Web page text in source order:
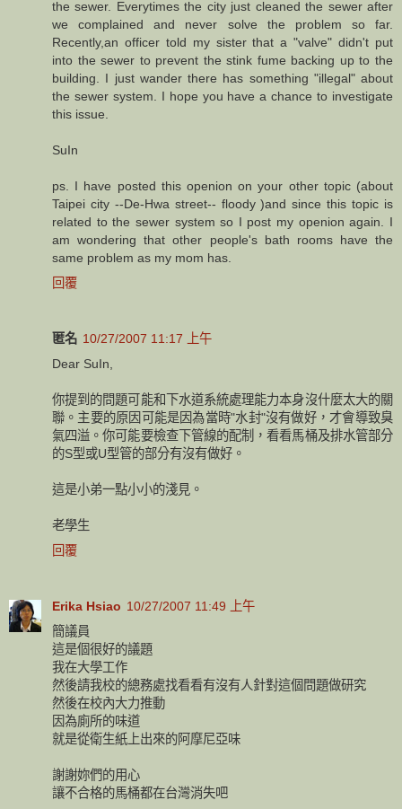
the sewer. Everytimes the city just cleaned the sewer after
we complained and never solve the problem so far.
Recently,an officer told my sister that a "valve" didn't put
into the sewer to prevent the stink fume backing up to the
building. I just wander there has something "illegal" about
the sewer system. I hope you have a chance to investigate
this issue.
SuIn
ps. I have posted this openion on your other topic (about
Taipei city --De-Hwa street-- floody )and since this topic is
related to the sewer system so I post my openion again. I
am wondering that other people's bath rooms have the
same problem as my mom has.
回覆
匿名 10/27/2007 11:17 上午
Dear SuIn,
你提到的問題可能和下水道系統處理能力本身沒什麼太大的關
聯。主要的原因可能是因為當時"水封"沒有做好，才會導致臭
氣四溢。你可能要檢查下管線的配制，看看馬桶及排水管部分
的S型或U型管的部分有沒有做好。
這是小弟一點小小的淺見。
老學生
回覆
Erika Hsiao 10/27/2007 11:49 上午
簡議員
這是個很好的議題
我在大學工作
然後請我校的總務處找看看有沒有人針對這個問題做研究
然後在校內大力推動
因為廁所的味道
就是從衛生紙上出來的阿摩尼亞味
謝謝妳們的用心
讓不合格的馬桶都在台灣消失吧